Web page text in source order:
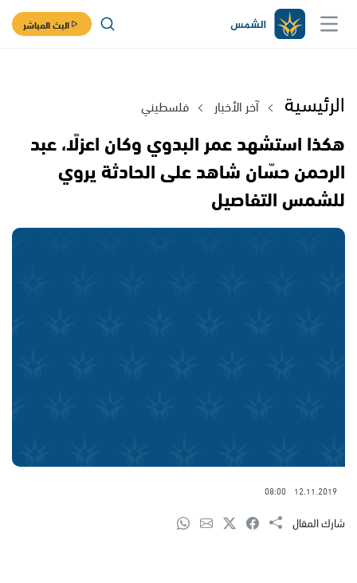
البث المباشر
الرئيسية آخر الأخبار فلسطيني
هكذا استشهد عمر البدوي وكان اعزلًا، عبد
الرحمن حسّان شاهد على الحادثة يروي
للشمس التفاصيل
12.11.2019
08:00
شارك المقال